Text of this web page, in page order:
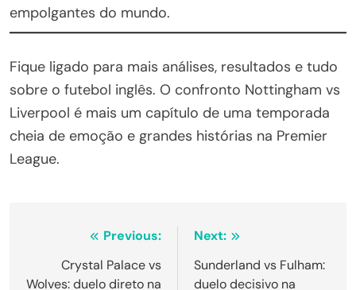
empolgantes do mundo.
Fique ligado para mais análises, resultados e tudo
sobre o futebol inglês. O confronto Nottingham vs
Liverpool é mais um capítulo de uma temporada
cheia de emoção e grandes histórias na Premier
League.
NavegaçãoPrevious:
Crystal Palace vs
Wolves: duelo direto na
Next:
Sunderland vs Fulham:
duelo decisivo na